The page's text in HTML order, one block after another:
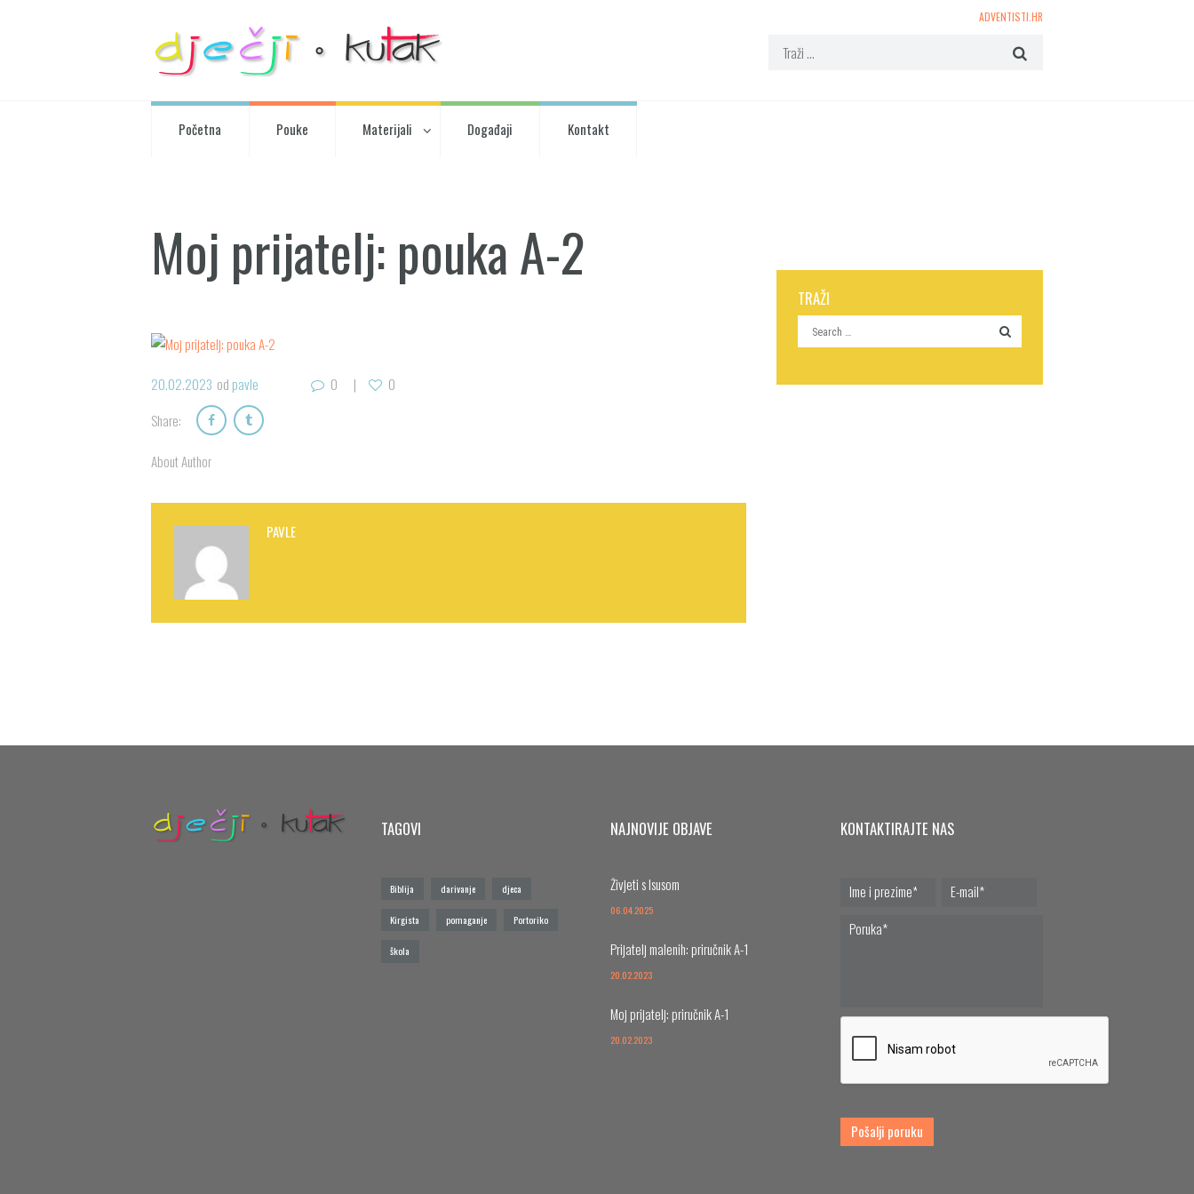
ADVENTISTI.HR
Početna Pouke Materijali Događaji Kontakt
Moj prijatelj: pouka A-2
20.02.2023 od pavle 0
0
Share:
About Author
PAVLE
TRAŽI
TAGOVI
Biblija darivanje djeca
Kirgista pomaganje Portoriko
škola
NAJNOVIJE OBJAVE
Živjeti s Isusom
06.04.2025
Prijatelj malenih: priručnik A-1
20.02.2023
Moj prijatelj: priručnik A-1
20.02.2023
KONTAKTIRAJTE NAS